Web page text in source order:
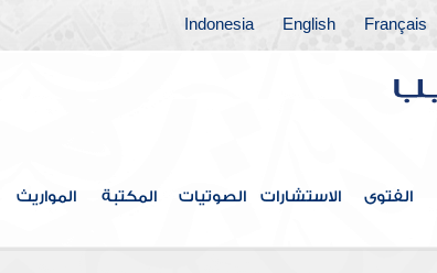
Français
English
Indonesia
الفتوى الاستشارات الصوتيات المكتبة المواريث